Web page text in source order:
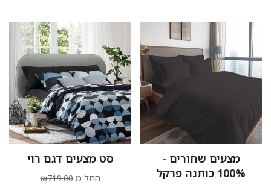
מצעים שחורים -
100% כותנה פרקל
סט מצעים דגם רוי
החל מ ₪719.00